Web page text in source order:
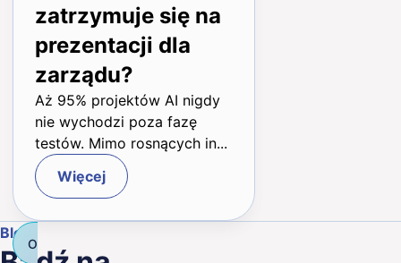
zatrzymuje się na
prezentacji dla
zarządu?
Aż 95% projektów AI nigdy
nie wychodzi poza fazę
testów. Mimo rosnących in...
Więcej
Blog
Outsourcing